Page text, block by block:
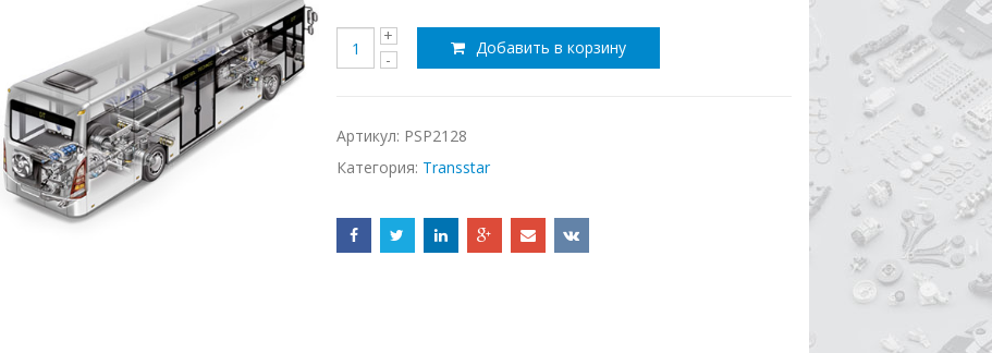
Добавить в корзину
Артикул: PSP2128
Категория: Transstar